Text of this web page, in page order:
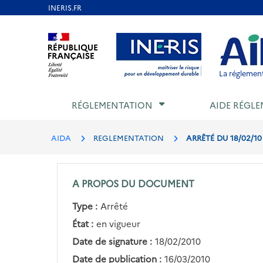
Aller au contenu Aller au menu Aller au
La
RÉGLEMENTATION AIDE
AIDA REGLEMENTATION ARRÊTÉ DU 18/02/
A PROPOS DU DOCUMENT
Type : Arrêté
État : en vigueur
Date de signature : 18/02/2010
Date de publication : 16/03/2010